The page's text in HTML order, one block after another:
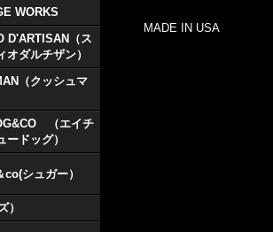
WORKS
D'ARTISAN（ス
オダルチザン）
（クッシュマ
（エイチ
ードッグ）
シュガー）
）
MADE IN USA